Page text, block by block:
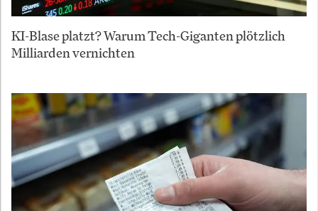
KI-Blase platzt? Warum Tech-Giganten plötzlich
Milliarden vernichten